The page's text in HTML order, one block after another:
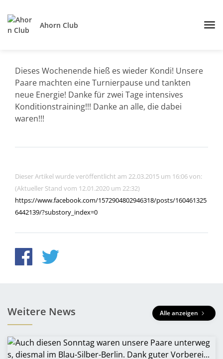
Ahorn Club
Dieses Wochenende hieß es wieder Kondi! Unsere
Paare machten eine Turnierpause und tankten
neue Energie! Danke für zwei Tage intensives
Konditionstraining!!! Danke an alle, die dabei
waren!!!
Dieser Artikel wurde veröffentlicht am 22.03.2015 um 16:06 von:
(Aktueller Stand vom 12.01.2020 um 22:32)
https://www.facebook.com/1572904802946318/posts/160461325
6442139/?substory_index=0
Weitere News Alle anzeigen